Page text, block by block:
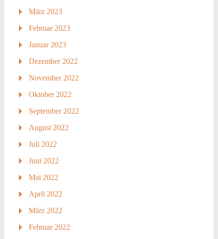
März 2023
Februar 2023
Januar 2023
Dezember 2022
November 2022
Oktober 2022
September 2022
August 2022
Juli 2022
Juni 2022
Mai 2022
April 2022
März 2022
Februar 2022